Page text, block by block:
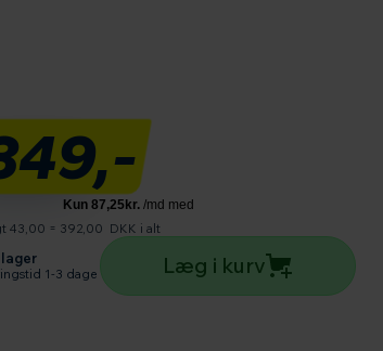
43,00 = 392,00 DKK i alt
lager
1-3 dage
Antal produkter
Læg i kurv